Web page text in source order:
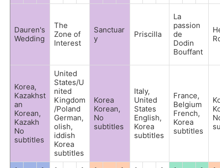
Dauren's
Wedding
The
Zone of
Interest
Sanctuar
y
Priscilla
La
passion
de
Dodin
Bouffant
Korea,
Kazakhst
an
Korean,
Kazakh
No
subtitles
United
States/U
nited
Kingdom
/Poland
German,
olish,
iddish
Korea
subtitles
Korea
Korean,
No
subtitles
Italy,
United
States
English,
Korea
subtitles
France,
Belgium
French,
Korea
subtitles